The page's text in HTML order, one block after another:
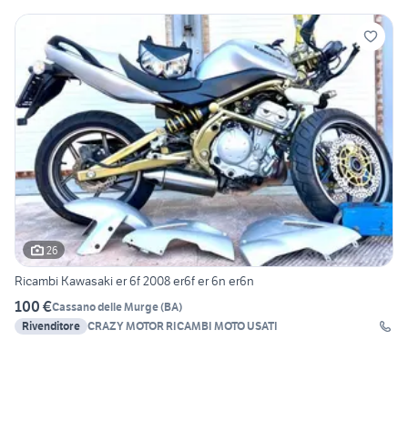
26
Ricambi Kawasaki er 6f 2008 er6f er 6n er6n
100 €Cassano delle Murge(BA)
Rivenditore CRAZY MOTOR RICAMBI MOTO USATI